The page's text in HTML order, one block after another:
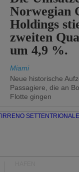
Norwegian
Holdings
zweiten
um 4,9 %.
Miami
Neue historische
Passagiere, die an
Flotte gingen